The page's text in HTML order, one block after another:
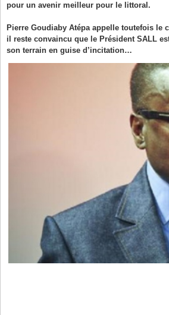
pour un avenir meilleur pour le littoral.
Pierre Goudiaby Atépa appelle toutefois le
il reste convaincu que le Président SALL
son terrain en guise d’incitation…